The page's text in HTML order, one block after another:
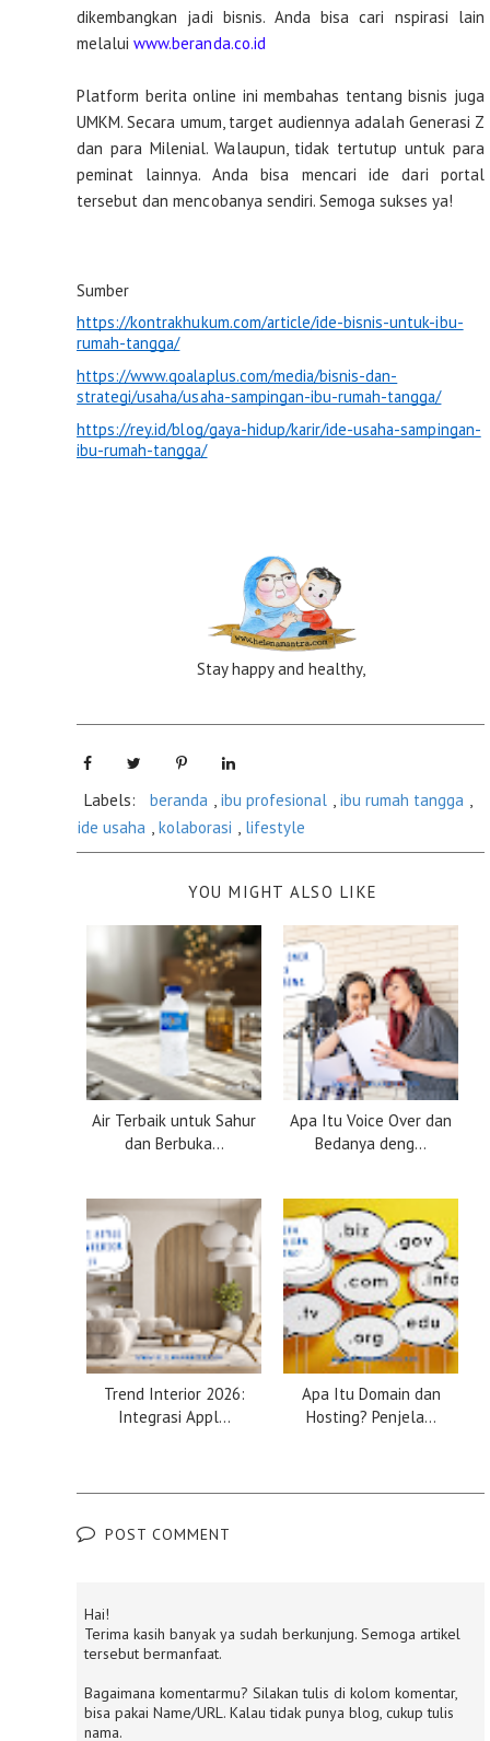
dikembangkan jadi bisnis. Anda bisa cari nspirasi lain
melaluiwww.beranda.co.id
Platform berita online ini membahas tentang bisnis juga
UMKM. Secara umum, target audiennya adalah Generasi Z
dan para Milenial. Walaupun, tidak tertutup untuk para
peminat lainnya. Anda bisa mencari ide dari portal
tersebut dan mencobanya sendiri. Semoga sukses ya!
Sumber
https://kontrakhukum.com/article/ide-bisnis-untuk-ibu-
rumah-tangga/
https://www.qoalaplus.com/media/bisnis-dan-
strategi/usaha/usaha-sampingan-ibu-rumah-tangga/
https://rey.id/blog/gaya-hidup/karir/ide-usaha-sampingan-
ibu-rumah-tangga/
Stay happy and healthy,
Labels: beranda ibu profesional ibu rumah tangga
ide usaha
kolaborasi lifestyle
YOU MIGHT ALSO LIKE
Air Terbaik untuk Sahur
dan Berbuka...
Apa Itu Voice Over dan
Bedanya deng...
Trend Interior 2026:
Integrasi Appl...
Apa Itu Domain dan
Hosting? Penjela...
POST COMMENT
Hai!
Terima kasih banyak ya sudah berkunjung. Semoga artikel
tersebut bermanfaat.
Bagaimana komentarmu? Silakan tulis di kolom komentar,
bisa pakai Name/URL. Kalau tidak punya blog, cukup tulis
nama.